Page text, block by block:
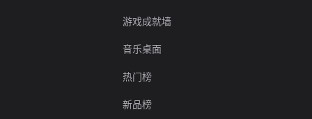
游戏成就墙
音乐桌面
热门榜
新品榜